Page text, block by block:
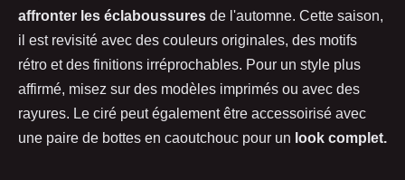
affronter les éclaboussures de l'automne. Cette saison,
il est revisité avec des couleurs originales, des motifs
rétro et des finitions irréprochables. Pour un style plus
affirmé, misez sur des modèles imprimés ou avec des
rayures. Le ciré peut également être accessoirisé avec
une paire de bottes en caoutchouc pour un look complet.